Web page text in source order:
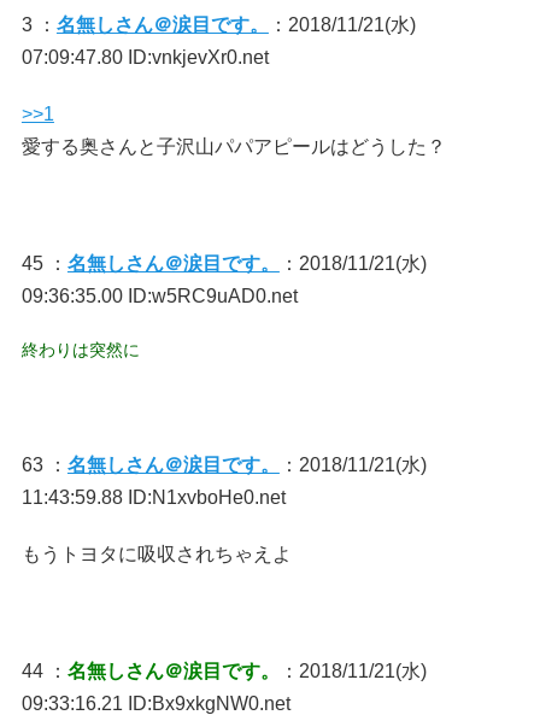
3 ： 名無しさん＠涙目です。
：2018/11/21(水)
07:09:47.80 ID:vnkjevXr0.net
>>1
愛する奥さんと子沢山パパアピールはどうした？
45 ： 名無しさん＠涙目です。
：2018/11/21(水)
09:36:35.00 ID:w5RC9uAD0.net
終わりは突然に
63 ： 名無しさん＠涙目です。
：2018/11/21(水)
11:43:59.88 ID:N1xvboHe0.net
もうトヨタに吸収されちゃえよ
44 ： 名無しさん＠涙目です。
：2018/11/21(水)
09:33:16.21 ID:Bx9xkgNW0.net